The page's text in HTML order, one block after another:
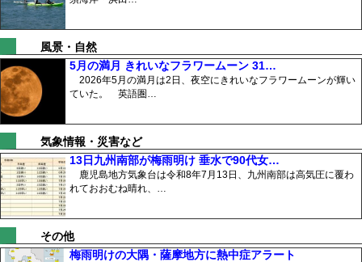
風景・自然
5月の満月 きれいなフラワームーン 31…
2026年5月の満月は2日、夜空にきれいなフラワームーンが輝い
ていた。 英語圏…
気象情報・災害など
13日九州南部が梅雨明け 垂水で90代女…
鹿児島地方気象台は令和8年7月13日、九州南部は高気圧に覆わ
れておおむね晴れ、…
その他
梅雨明けの大隅・薩摩地方に熱中症アラート